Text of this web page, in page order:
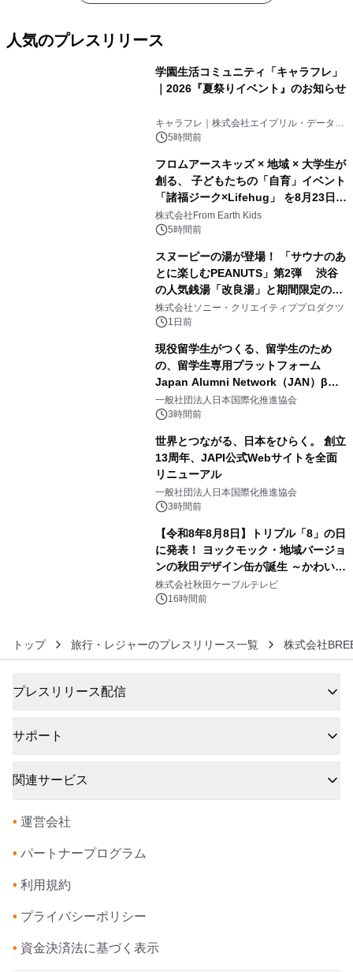
人気のプレスリリース
学園生活コミュニティ「キャラフレ」
｜2026『夏祭りイベント』のお知らせ
キャラフレ｜株式会社エイプリル・データ・
デザインズ
5時間前
フロムアースキッズ × 地域 × 大学生が
創る、 子どもたちの「自育」イベント
「諸福ジーク×Lifehug」 を8月23日
(日)開催
株式会社From Earth Kids
5時間前
スヌーピーの湯が登場！ 「サウナのあ
とに楽しむPEANUTS」第2弾 渋谷
の人気銭湯「改良湯」と期間限定のコ
ラボレーション サウナイキタイコラ
ボグッズも発売決定！
株式会社ソニー・クリエイティブプロダクツ
1日前
現役留学生がつくる、留学生のため
の、留学生専用プラットフォーム
Japan Alumni Network（JAN）β版
をリリース
一般社団法人日本国際化推進協会
3時間前
世界とつながる、日本をひらく。 創立
13周年、JAPI公式Webサイトを全面
リニューアル
一般社団法人日本国際化推進協会
3時間前
【令和8年8月8日】トリプル「8」の日
に発表！ ヨックモック・地域バージョ
ンの秋田デザイン缶が誕生 ～かわいい
秋田犬の子犬と秋田の四季と名所を巡
るパッケージ～ 9月1日(火)秋田県内で
株式会社秋田ケーブルテレビ
16時間前
トップ 旅行・レジャーのプレスリリース一覧 株式会社
プレスリリース配信
サポート
関連サービス
• 運営会社
• パートナープログラム
• 利用規約
• プライバシーポリシー
• 資金決済法に基づく表示